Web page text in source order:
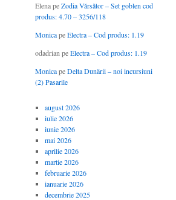
ElenapeZodia Vărsător – Set goblen cod
produs: 4.70 – 3256/118
MonicapeElectra – Cod produs: 1.19
odadrian peElectra – Cod produs: 1.19
MonicapeDelta Dunării – noi incursiuni
(2) Pasarile
august 2026
iulie 2026
iunie 2026
mai 2026
aprilie 2026
martie 2026
februarie 2026
ianuarie 2026
decembrie 2025